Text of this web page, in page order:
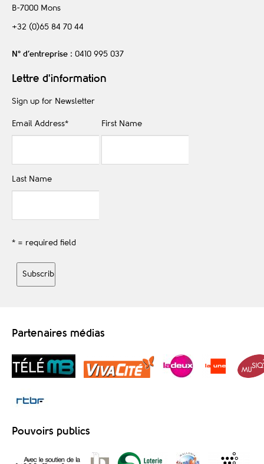
B-7000 Mons
+32 (0)65 84 70 44
N° d’entreprise : 0410 995 037
Lettre d'information
Sign up for Newsletter
Email Address* First Name
Last Name
* = required field
Partenaires médias
Pouvoirs publics